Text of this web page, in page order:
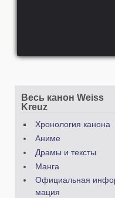
Весь канон Weiss
Kreuz
Хронология канона
Аниме
Драмы и тексты
Манга
Официальная
мация